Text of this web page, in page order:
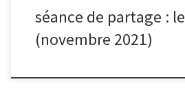
séance de partage :
(novembre 2021)